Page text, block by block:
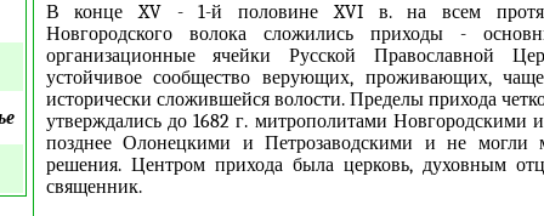
В конце XV - 1-й половине XVI в. на всем
Новгородского волока сложились приходы -
организационные ячейки Русской Православной
устойчивое сообщество верующих, проживающих,
исторически сложившейся волости. Пределы прихода
утверждались до 1682 г. митрополитами Новгородскими
позднее Олонецкими и Петрозаводскими и не могли
решения. Центром прихода была церковь, духовным
священник.